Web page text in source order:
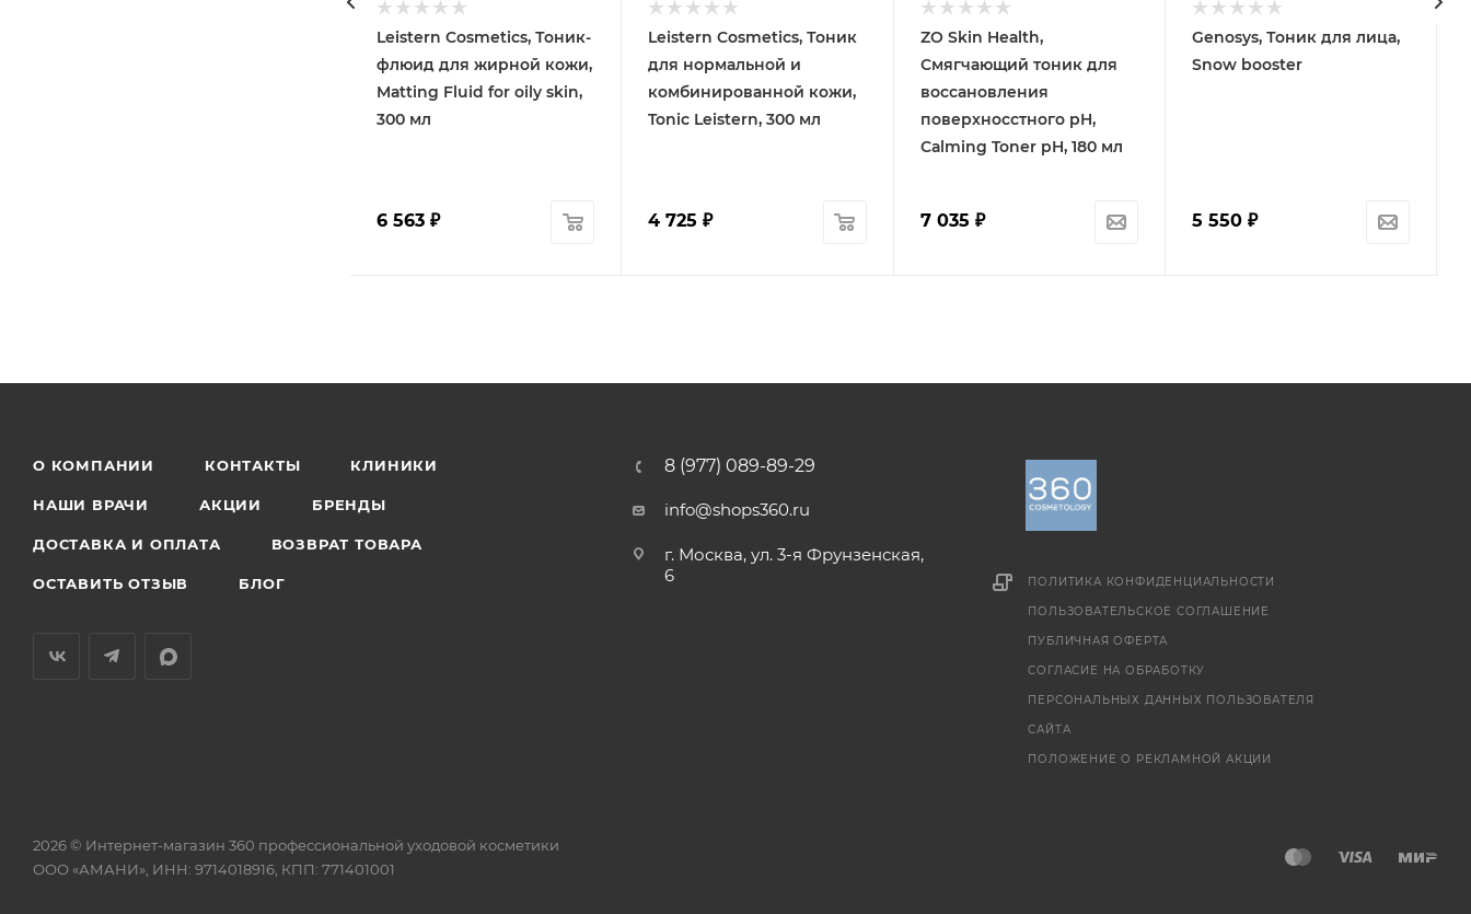
Leistern Cosmetics, Тоник-
флюид для жирной кожи,
Matting Fluid for oily skin,
300 мл
6 563 ₽
Leistern Cosmetics, Тоник
для нормальной и
комбинированной кожи,
Tonic Leistern, 300 мл
4 725 ₽
ZO Skin Health,
Смягчающий тоник для
воссановления
поверхносстного pH,
Calming Toner pH, 180 мл
7 035 ₽
Genosys, Тоник для лица,
Snow booster
5 550₽
О КОМПАНИИ КОНТАКТЫ КЛИНИКИ
НАШИ ВРАЧИ АКЦИИ БРЕНДЫ
ДОСТАВКА И ОПЛАТА ВОЗВРАТ ТОВАРА
ОСТАВИТЬ ОТЗЫВ БЛОГ
8 (977) 089-89-29
info@shops360.ru
г. Москва, ул. 3-я Фрунзенская,
6
ПОЛИТИКА КОНФИДЕНЦИАЛЬНОСТИ
ПОЛЬЗОВАТЕЛЬСКОЕ СОГЛАШЕНИЕ
ПУБЛИЧНАЯ ОФЕРТА
СОГЛАСИЕ НА ОБРАБОТКУ
ПЕРСОНАЛЬНЫХ ДАННЫХ ПОЛЬЗОВАТЕЛЯ
САЙТА
ПОЛОЖЕНИЕ О РЕКЛАМНОЙ АКЦИИ
2026 © Интернет-магазин 360 профессиональной уходовой косметики
ООО «АМАНИ», ИНН: 9714018916, КПП: 771401001